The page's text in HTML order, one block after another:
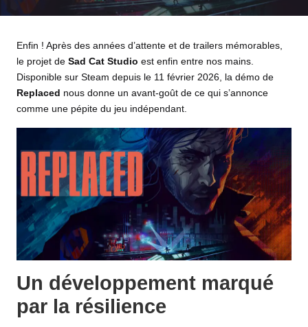
Enfin ! Après des années d’attente et de trailers mémorables,
le projet de Sad Cat Studio est enfin entre nos mains.
Disponible sur Steam depuis le 11 février 2026, la démo de
Replaced nous donne un avant-goût de ce qui s’annonce
comme une pépite du jeu indépendant.
Un développement marqué
par la résilience